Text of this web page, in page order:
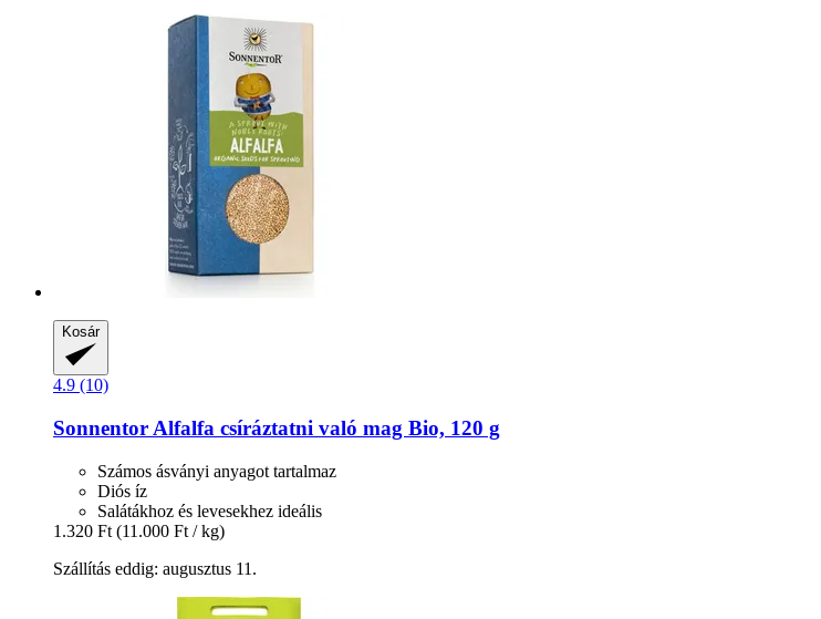
Kosár
4.9 (10)
Sonnentor Alfalfa csíráztatni való mag Bio, 120 g
Számos ásványi anyagot tartalmaz
Diós íz
Salátákhoz és levesekhez ideális
1.320 Ft (11.000 Ft / kg)
Szállítás eddig: augusztus 11.